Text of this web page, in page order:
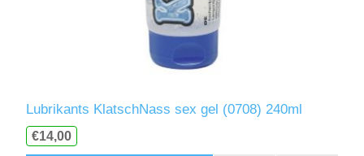
Lubrikants KlatschNass sex gel (0708) 240ml
€14,00